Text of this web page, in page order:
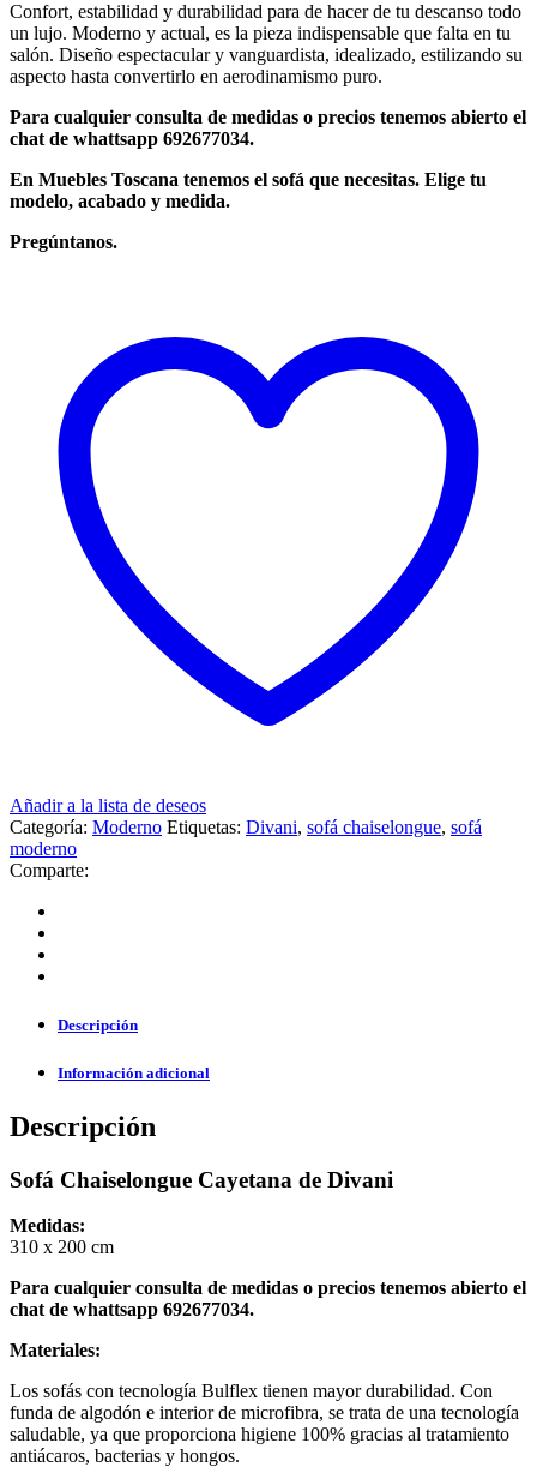
Confort, estabilidad y durabilidad para de hacer de tu descanso todo
un lujo. Moderno y actual, es la pieza indispensable que falta en tu
salón. Diseño espectacular y vanguardista, idealizado, estilizando su
aspecto hasta convertirlo en aerodinamismo puro.
Para cualquier consulta de medidas o precios tenemos abierto el
chat de whattsapp 692677034.
En Muebles Toscana tenemos el sofá que necesitas. Elige tu
modelo, acabado y medida.
Pregúntanos.
Añadir a la lista de deseos
Categoría: Moderno Etiquetas: Divani, sofá chaiselongue, sofá
moderno
Comparte:
Descripción
Información adicional
Descripción
Sofá Chaiselongue Cayetana de Divani
Medidas:
310 x 200 cm
Para cualquier consulta de medidas o precios tenemos abierto el
chat de whattsapp 692677034.
Materiales:
Los sofás con tecnología Bulflex tienen mayor durabilidad. Con
funda de algodón e interior de microfibra, se trata de una tecnología
saludable, ya que proporciona higiene 100% gracias al tratamiento
antiácaros, bacterias y hongos.